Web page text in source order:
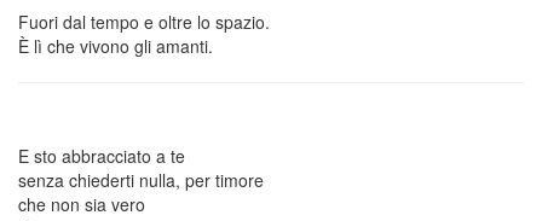
Fuori dal tempo e oltre lo spazio.
È lì che vivono gli amanti.
E sto abbracciato a te
senza chiederti nulla, per timore
che non sia vero